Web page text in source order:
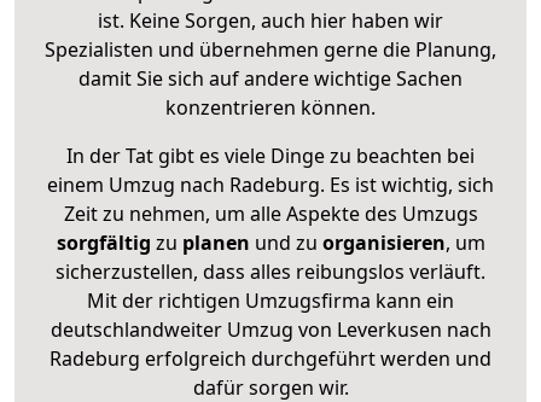
ist. Keine Sorgen, auch hier haben wir
Spezialisten und übernehmen gerne die Planung,
damit Sie sich auf andere wichtige Sachen
konzentrieren können.
In der Tat gibt es viele Dinge zu beachten bei
einem Umzug nach Radeburg. Es ist wichtig, sich
Zeit zu nehmen, um alle Aspekte des Umzugs
sorgfältig zu planen und zu organisieren, um
sicherzustellen, dass alles reibungslos verläuft.
Mit der richtigen Umzugsfirma kann ein
deutschlandweiter Umzug von Leverkusen nach
Radeburg erfolgreich durchgeführt werden und
dafür sorgen wir.